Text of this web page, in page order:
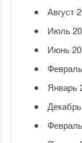
Август
Июль
Июнь
Январь